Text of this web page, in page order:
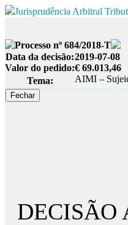
Jurisprudência Arbitral
Processo nº 684/2018-T
Data da decisão:2019-07-08
Valor do pedido:€ 69.013,46
Tema:
AIMI –
DECISÃO